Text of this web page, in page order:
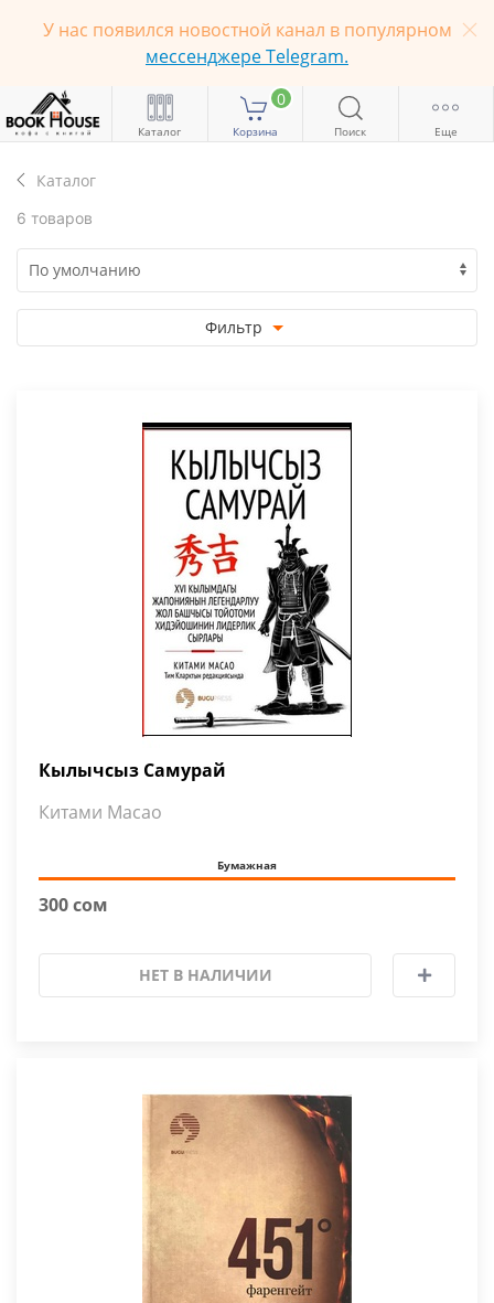
У нас появился новостной канал в популярном
мессенджере Telegram.
Каталог
0
Корзина Поиск Еще
Каталог
6 товаров
Фильтр
Кылычсыз Самурай
Китами Масао
Бумажная
300 сом
НЕТ В НАЛИЧИИ